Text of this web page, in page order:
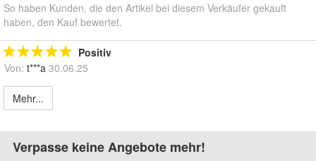
So haben Kunden, die den Artikel bei diesem Verkäufer gekauft
haben, den Kauf bewertet.
Positiv
Von: t***a 30.06.25
Mehr...
Verpasse keine Angebote mehr!